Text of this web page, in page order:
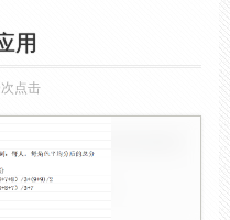
用
点击